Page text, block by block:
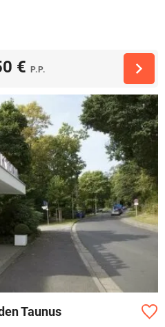
€ P.P.
Taunus